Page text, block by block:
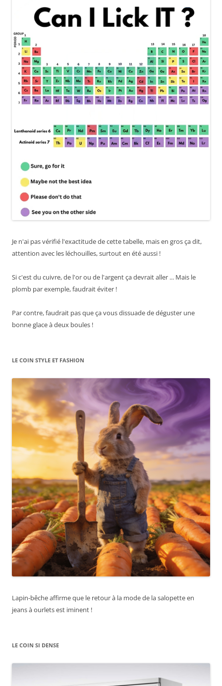
Je n'ai pas vérifié l'exactitude de cette tabelle, mais en gros ça dit,
attention avec les léchouilles, surtout en été aussi !
Si c'est du cuivre, de l'or ou de l'argent ça devrait aller ... Mais le
plomb par exemple, faudrait éviter !
Par contre, faudrait pas que ça vous dissuade de déguster une
bonne glace à deux boules !
LE COIN STYLE ET FASHION
Lapin-bêche affirme que le retour à la mode de la salopette en
jeans à ourlets est iminent !
LE COIN SI DENSE